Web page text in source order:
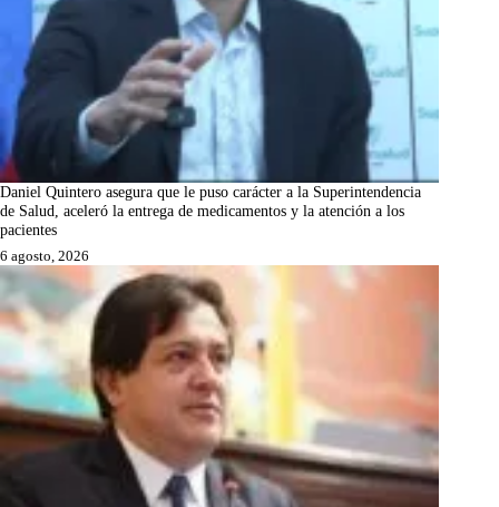
Daniel Quintero asegura que le puso carácter a la Superintendencia
de Salud, aceleró la entrega de medicamentos y la atención a los
pacientes
6 agosto, 2026